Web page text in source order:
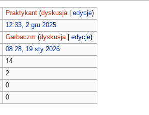
Praktykant (dyskusja| edycje)
12:33, 2 gru 2025
Garbaczm (dyskusja| edycje)
08:28, 19 sty 2026
14
2
0
0